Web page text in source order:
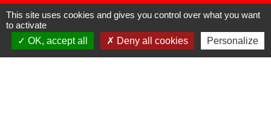
Oise mobilité
Agence nationale des titres sécurisés
Procuration de vote
Service Public
This site uses cookies and gives you control over what you want
to activate
OK, accept all
Deny all cookies Personalize